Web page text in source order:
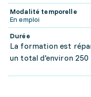
Modalité temporelle
En emploi
Durée
La formation est
un total d'environ 250